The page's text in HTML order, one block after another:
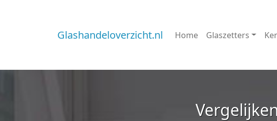
Glashandeloverzicht.nl Home Glaszetters